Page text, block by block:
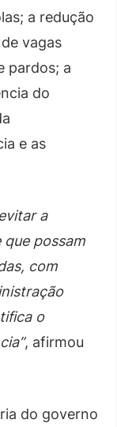
a redução
vagas
pardos; a
do
e as
a
possam
com
o
, afirmou
do governo